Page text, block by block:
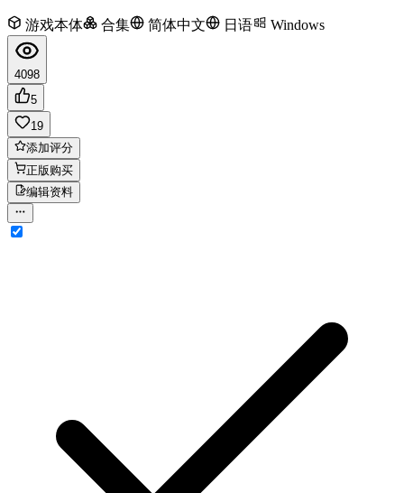
游戏本体 合集 简体中文 日语 Windows
4098
5
19
添加评分
正版购买
编辑资料